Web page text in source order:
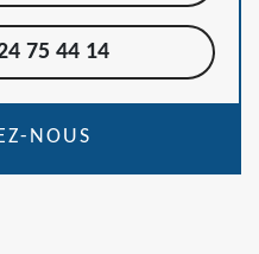
75 44 14
NOUS